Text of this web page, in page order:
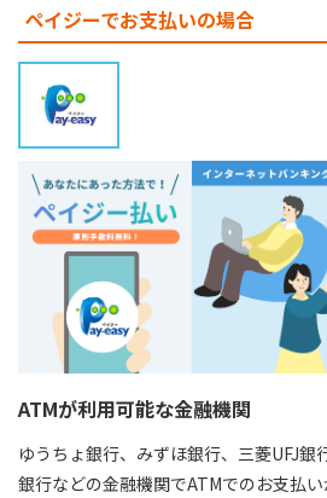
ペイジーでお支払いの場合
ATMが利用可能な金融機関
ゆうちょ銀行、みずほ銀行、三菱UFJ銀
銀行などの金融機関でATMでのお支払